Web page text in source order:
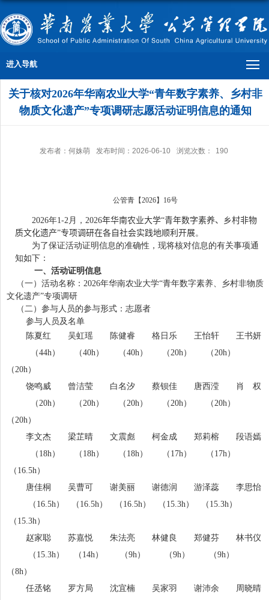
进入导航
关于核对2026年华南农业大学“青年数字素养、乡村非
物质文化遗产”专项调研志愿活动证明信息的通知
发布者：何姝萌 发布时间：2026-06-10 浏览次数： 190
公管青【2026】 16号
2026年1-2月，2026年华南农业大学“青年数字素养、乡村非物
质文化遗产”专项调研在各自社会实践地顺利开展。
为了保证活动证明信息的准确性，现将核对信息的有关事项通
知如下：
一、活动证明信息
（一）活动名称： 2026年华南农业大学“青年数字素养、乡村非物质
文化遗产”专项调研
（二）参与人员的参与形式：志愿者
参与人员及名单
陈夏红 吴虹瑶 陈健睿 格日乐 王怡轩 王书妍
（44h） （40h） （40h） （20h） （20h）
（20h）
饶鸣威 曾洁莹 白名汐 蔡钡佳 唐西滢 肖 权
（20h） （20h） （20h） （20h） （20h）
（20h）
李文杰 梁芷晴 文震彪 柯金成 郑莉榕 段语嫣
（18h） （18h） （18h） （17h） （17h）
（16.5h）
唐佳桐 吴曹可 谢美丽 谢德润 游泽蕊 李思怡
（16.5h） （16.5h） （16.5h） （15.3h） （15.3h）
（15.3h）
赵家聪 苏嘉悦 朱法亮 林健良 郑健芬 林书仪
（15.3h） （14h） （9h） （9h） （9h）
（8h）
任丞铭 罗方局 沈宜楠 吴家羽 谢沛余 周晓晴